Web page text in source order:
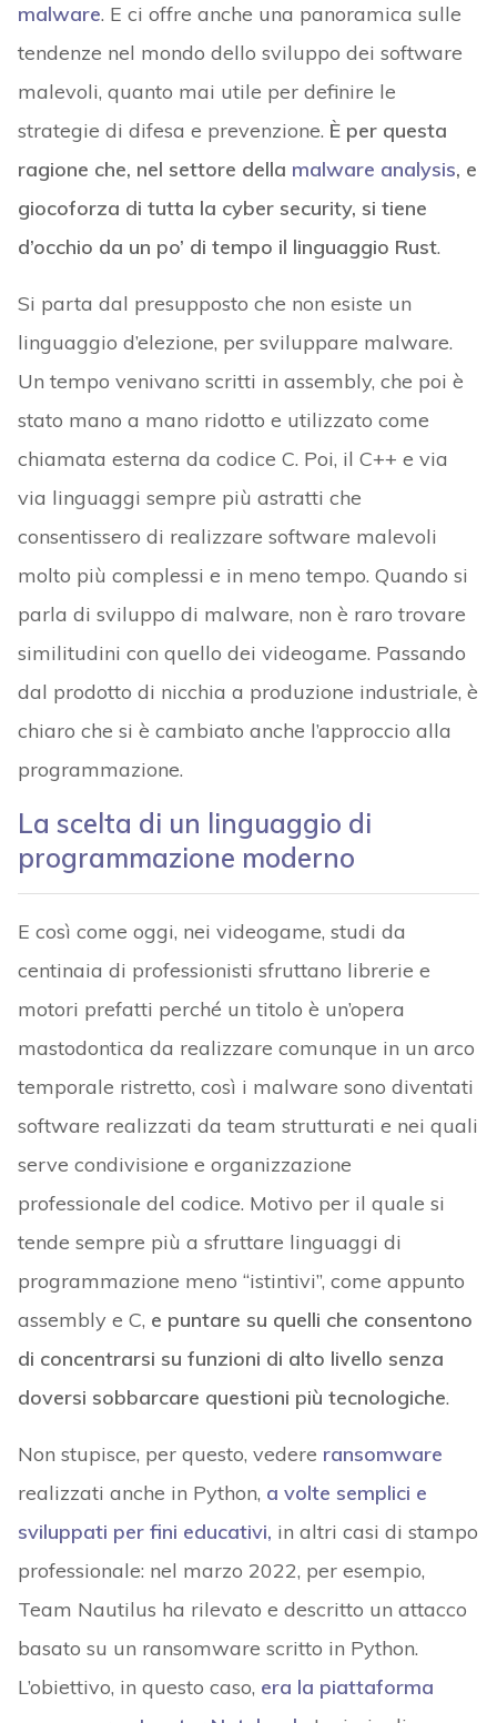
malware. E ci offre anche una panoramica sulle
tendenze nel mondo dello sviluppo dei software
malevoli, quanto mai utile per definire le
strategie di difesa e prevenzione. È per questa
ragione che, nel settore della malware analysis, e
giocoforza di tutta la cyber security, si tiene
d’occhio da un po’ di tempo il linguaggio Rust.
Si parta dal presupposto che non esiste un
linguaggio d’elezione, per sviluppare malware.
Un tempo venivano scritti in assembly, che poi è
stato mano a mano ridotto e utilizzato come
chiamata esterna da codice C. Poi, il C++ e via
via linguaggi sempre più astratti che
consentissero di realizzare software malevoli
molto più complessi e in meno tempo. Quando si
parla di sviluppo di malware, non è raro trovare
similitudini con quello dei videogame. Passando
dal prodotto di nicchia a produzione industriale, è
chiaro che si è cambiato anche l’approccio alla
programmazione.
La scelta di un linguaggio di
programmazione moderno
E così come oggi, nei videogame, studi da
centinaia di professionisti sfruttano librerie e
motori prefatti perché un titolo è un’opera
mastodontica da realizzare comunque in un arco
temporale ristretto, così i malware sono diventati
software realizzati da team strutturati e nei quali
serve condivisione e organizzazione
professionale del codice. Motivo per il quale si
tende sempre più a sfruttare linguaggi di
programmazione meno “istintivi”, come appunto
assembly e C, e puntare su quelli che consentono
di concentrarsi su funzioni di alto livello senza
doversi sobbarcare questioni più tecnologiche.
Non stupisce, per questo, vedere ransomware
realizzati anche in Python, a volte semplici e
sviluppati per fini educativi, in altri casi di stampo
professionale: nel marzo 2022, per esempio,
Team Nautilus ha rilevato e descritto un attacco
basato su un ransomware scritto in Python.
L’obiettivo, in questo caso, era la piattaforma